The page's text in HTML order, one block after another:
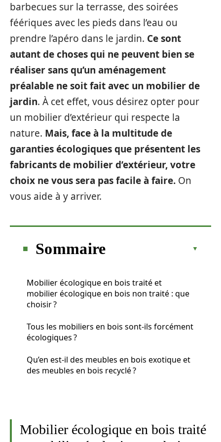
barbecues sur la terrasse, des soirées
féériques avec les pieds dans l’eau ou
prendre l’apéro dans le jardin. Ce sont
autant de choses qui ne peuvent bien se
réaliser sans qu’un aménagement
préalable ne soit fait avec un mobilier de
jardin. À cet effet, vous désirez opter pour
un mobilier d’extérieur qui respecte la
nature. Mais, face à la multitude de
garanties écologiques que présentent les
fabricants de mobilier d’extérieur, votre
choix ne vous sera pas facile à faire. On
vous aide à y arriver.
Sommaire
Mobilier écologique en bois traité et
mobilier écologique en bois non traité : que
choisir ?
Tous les mobiliers en bois sont-ils forcément
écologiques ?
Qu’en est-il des meubles en bois exotique et
des meubles en bois recyclé ?
Mobilier écologique en bois traité